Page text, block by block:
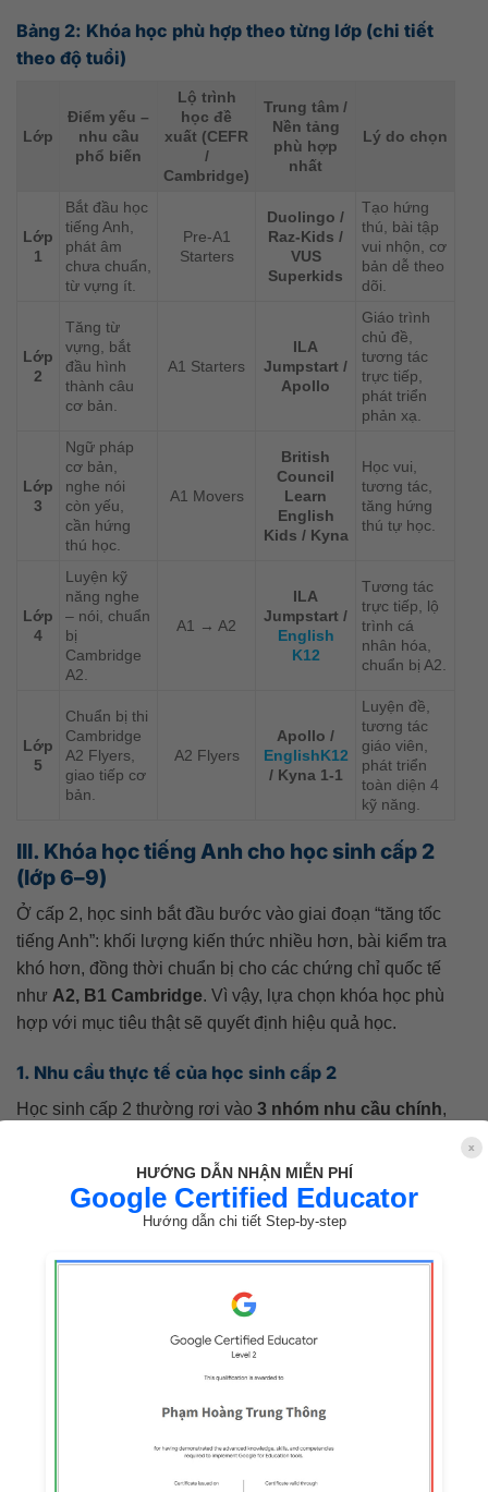
Bảng 2: Khóa học phù hợp theo từng lớp (chi tiết
theo độ tuổi)
Lớp
Điểm yếu –
nhu cầu
phổ biến
Lộ trình
học đề
xuất (CEFR
/
Cambridge)
Trung tâm /
Nền tảng
phù hợp
nhất
Lý do chọn
Lớp
1
Bắt đầu học
tiếng Anh,
phát âm
chưa chuẩn,
từ vựng ít.
Pre-A1
Starters
Duolingo /
Raz-Kids /
VUS
Superkids
Tạo hứng
thú, bài tập
vui nhộn, cơ
bản dễ theo
dõi.
Lớp
2
Tăng từ
vựng, bắt
đầu hình
thành câu
cơ bản.
A1 Starters
ILA
Jumpstart /
Apollo
Giáo trình
chủ đề,
tương tác
trực tiếp,
phát triển
phản xạ.
Lớp
3
Ngữ pháp
cơ bản,
nghe nói
còn yếu,
cần hứng
thú học.
A1 Movers
British
Council
Learn
English
Kids / Kyna
Học vui,
tương tác,
tăng hứng
thú tự học.
Lớp
4
Luyện kỹ
năng nghe
– nói, chuẩn
bị
Cambridge
A2.
A1 → A2
ILA
Jumpstart /
English
K12
Tương tác
trực tiếp, lộ
trình cá
nhân hóa,
chuẩn bị A2.
Lớp
5
Chuẩn bị thi
Cambridge
A2 Flyers,
giao tiếp cơ
bản.
A2 Flyers
Apollo /
EnglishK12
/ Kyna 1-1
Luyện đề,
tương tác
giáo viên,
phát triển
toàn diện 4
kỹ năng.
III. Khóa học tiếng Anh cho học sinh cấp 2
(lớp 6–9)
Ở cấp 2, học sinh bắt đầu bước vào giai đoạn “tăng tốc
tiếng Anh”: khối lượng kiến thức nhiều hơn, bài kiểm tra
khó hơn, đồng thời chuẩn bị cho các chứng chỉ quốc tế
như A2, B1 Cambridge. Vì vậy, lựa chọn khóa học phù
hợp với mục tiêu thật sẽ quyết định hiệu quả học.
1. Nhu cầu thực tế của học sinh cấp 2
Học sinh cấp 2 thường rơi vào 3 nhóm nhu cầu chính,
1.1. Mất gốc / hổng nền tảng
Cần khóa học cơ bản – hệ thống – luyện phản xạ giao
HƯỚNG DẪN NHẬN MIỄN PHÍ
Google Certified Educator
Hướng dẫn chi tiết Step-by-step
x